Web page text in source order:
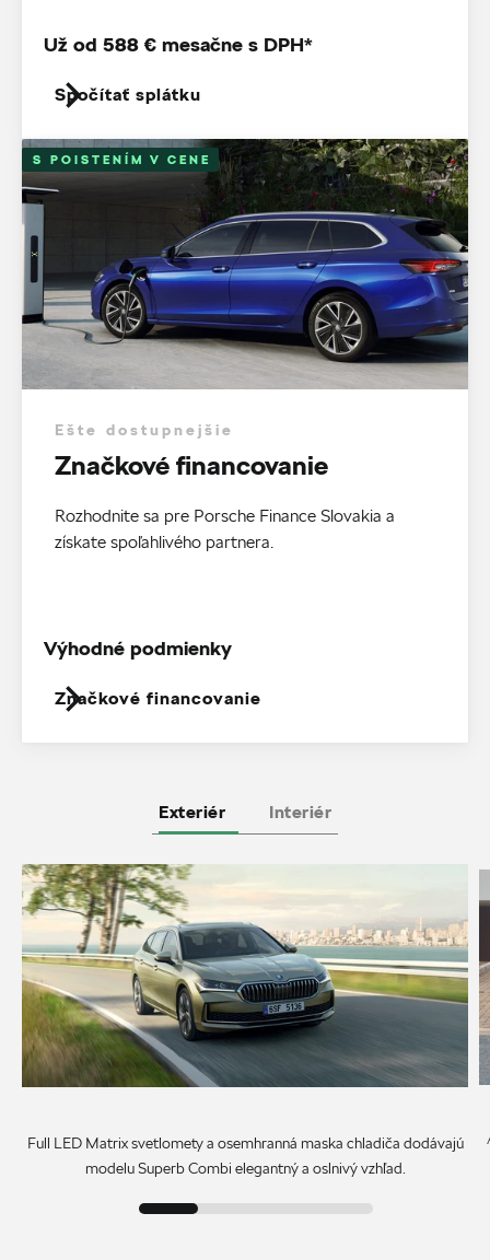
Spočítať splátku
Už od 588 € mesačne s DPH*
S POISTENÍM V CENE
Ešte dostupnejšie
Značkové financovanie
Rozhodnite sa pre Porsche Finance Slovakia a
získate spoľahlivého partnera.
Značkové financovanie
Výhodné podmienky
Exteriér Interiér
Full LED Matrix svetlomety a osemhranná maska chladiča dodávajú
modelu Superb Combi elegantný a oslnivý vzhľad.